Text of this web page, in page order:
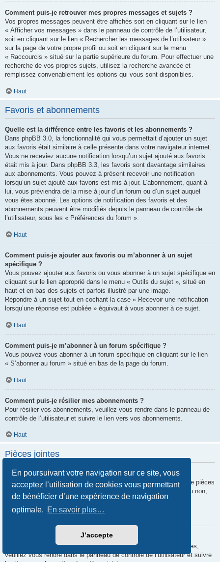
En poursuivant votre navigation sur ce site, vous
acceptez l’utilisation de cookies vous permettant
de bénéficier d’une expérience de navigation
optimale. En savoir plus…
J’accepte
Comment puis-je retrouver mes propres messages et sujets ?
Vos propres messages peuvent être affichés soit en cliquant sur le lien
« Afficher vos messages » dans le panneau de contrôle de l’utilisateur,
soit en cliquant sur le lien « Rechercher les messages de l’utilisateur »
sur la page de votre propre profil ou soit en cliquant sur le menu
« Raccourcis » situé sur la partie supérieure du forum. Pour effectuer une
recherche de vos propres sujets, utilisez la recherche avancée et
remplissez convenablement les options qui vous sont disponibles.
Haut
Favoris et abonnements
Quelle est la différence entre les favoris et les abonnements ?
Dans phpBB 3.0, la fonctionnalité qui vous permettait d’ajouter un sujet
aux favoris était similaire à celle présente dans votre navigateur internet.
Vous ne receviez aucune notification lorsqu’un sujet ajouté aux favoris
était mis à jour. Dans phpBB 3.3, les favoris sont davantage similaires
aux abonnements. Vous pouvez à présent recevoir une notification
lorsqu’un sujet ajouté aux favoris est mis à jour. L’abonnement, quant à
lui, vous préviendra de la mise à jour d’un forum ou d’un sujet auquel
vous êtes abonné. Les options de notification des favoris et des
abonnements peuvent être modifiés depuis le panneau de contrôle de
l’utilisateur, sous les « Préférences du forum ».
Haut
Comment puis-je ajouter aux favoris ou m’abonner à un sujet
spécifique ?
Vous pouvez ajouter aux favoris ou vous abonner à un sujet spécifique en
cliquant sur le lien approprié dans le menu « Outils du sujet », situé en
haut et en bas des sujets et parfois illustré par une image.
Répondre à un sujet tout en cochant la case « Recevoir une notification
lorsqu’une réponse est publiée » équivaut à vous abonner à ce sujet.
Haut
Comment puis-je m’abonner à un forum spécifique ?
Vous pouvez vous abonner à un forum spécifique en cliquant sur le lien
« S’abonner au forum » situé en bas de la page du forum.
Haut
Comment puis-je résilier mes abonnements ?
Pour résilier vos abonnements, veuillez vous rendre dans le panneau de
contrôle de l’utilisateur et suivre le lien vers vos abonnements.
Haut
Pièces jointes
Quelles pièces jointes sont autorisées sur ce forum ?
Chaque administrateur peut autoriser ou interdire certains types de pièces
jointes. Si vous n’êtes pas certain de savoir ce qui est autorisé ou non,
nous vous invitons à contacter un administrateur du forum.
Comment puis-je retrouver toutes mes pièces jointes ?
Pour retrouver la liste des pièces jointes que vous avez transférées,
veuillez vous rendre dans le panneau de contrôle de l’utilisateur et suivre